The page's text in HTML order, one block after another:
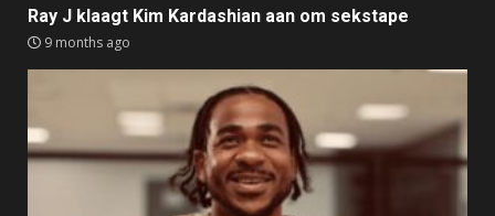
Ray J klaagt Kim Kardashian aan om sekstape
9 months ago